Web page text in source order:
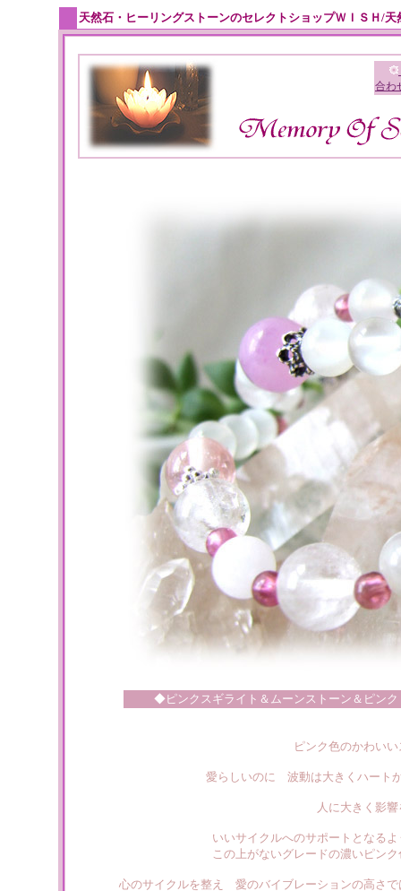
天然石・ヒーリングストーンのセレクトショップＷＩＳＨ/
合わ
◆ピンクスギライト＆ムーンストーン＆ピン
ピンク色のかわい
愛らしいのに 波動は大きくハート
人に大きく影
いいサイクルへのサポートとなる
この上がないグレードの濃いピン
心のサイクルを整え 愛のバイブレーションの高さ